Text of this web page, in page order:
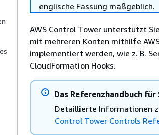
englische Fassung maßgeblich.
AWS Control Tower unterstützt
mit mehreren Konten mithilfe
implementiert werden, wie z. B.
CloudFormation Hooks.
Das Referenzhandbuch
Detaillierte Informationen
Control Tower Controls